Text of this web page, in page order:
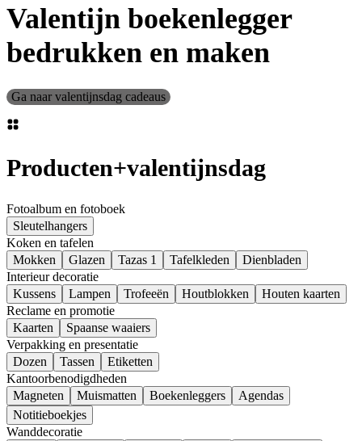
Valentijn boekenlegger
bedrukken en maken
Ga naar valentijnsdag cadeaus
Producten+valentijnsdag
Fotoalbum en fotoboek
Sleutelhangers
Koken en tafelen
Mokken
Glazen Tazas 1 Tafelkleden
Dienbladen
Interieur decoratie
Kussens
Lampen Trofeeën Houtblokken
Houten kaarten
Reclame en promotie
Kaarten
Spaanse waaiers
Verpakking en presentatie
Dozen
Tassen
Etiketten
Kantoorbenodigdheden
Magneten
Muismatten Boekenleggers
Agendas
Notitieboekjes
Wanddecoratie